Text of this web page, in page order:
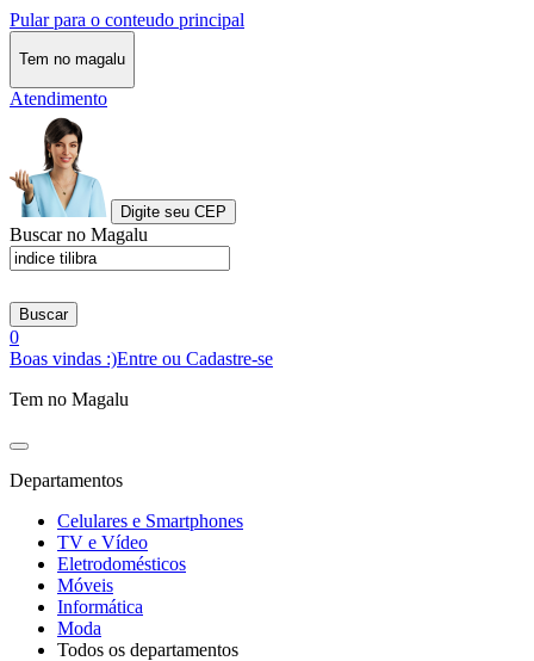
Pular para o conteudo principal
Tem no magalu
Atendimento
Digite seu CEP
Buscar no Magalu
Buscar
0
Boas vindas :)Entre ou Cadastre-se
Tem no Magalu
Departamentos
Celulares e Smartphones
TV e Vídeo
Eletrodomésticos
Móveis
Informática
Moda
Todos os departamentos